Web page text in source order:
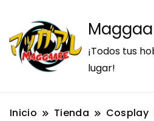
¡Todos tus
lugar!
Inicio Tienda Cosplay